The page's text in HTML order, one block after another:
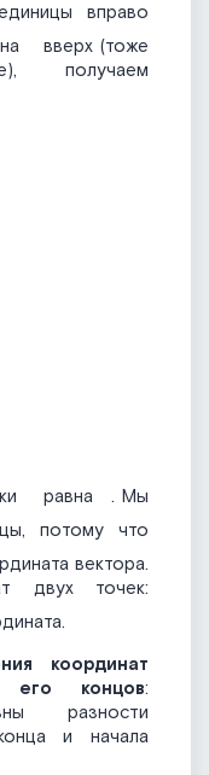
вправо
вверх (тоже
получаем
равна
. Мы
потому что
вектора.
двух точек:
координат
его концов:
разности
и начала